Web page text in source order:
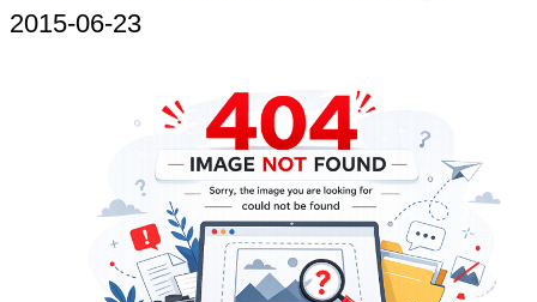
2015-06-23